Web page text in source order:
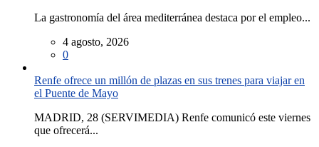
La gastronomía del área mediterránea destaca por el empleo...
4 agosto, 2026
0
Renfe ofrece un millón de plazas en sus trenes para viajar en
el Puente de Mayo
MADRID, 28 (SERVIMEDIA) Renfe comunicó este viernes
que ofrecerá...